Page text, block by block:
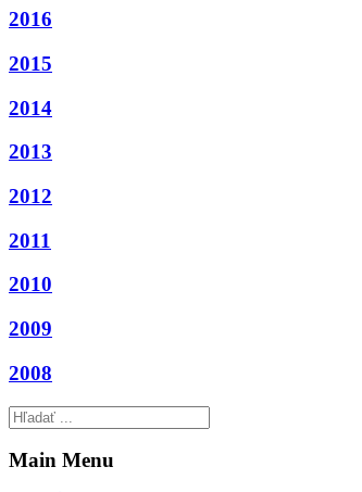
2016
2015
2014
2013
2012
2011
2010
2009
2008
Main Menu